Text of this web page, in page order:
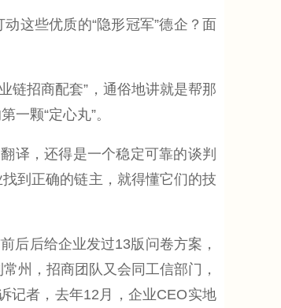
这些优质的“隐形冠军”德企？面
招商配套”，通俗地讲就是帮那
颗“定心丸”。
，还得是一个稳定可靠的谈判
到正确的链主，就得懂它们的技
后给企业发过13版问卷方案，
州，招商团队又会同工信部门，
记者，去年12月，企业CEO实地